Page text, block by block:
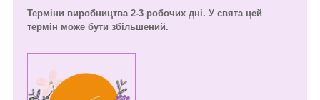
Терміни виробництва 2-3 робочих дні. У свята цей
термін може бути збільшений.